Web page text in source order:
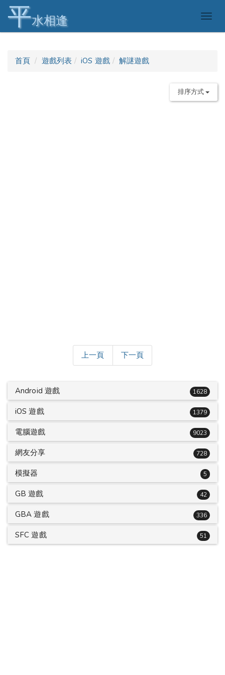
平水相逢
首頁 遊戲列表 iOS 遊戲 解謎遊戲
排序方式
上一頁 下一頁
Android 遊戲 1628
iOS 遊戲 1379
電腦遊戲 9023
網友分享 728
模擬器 5
GB 遊戲 42
GBA 遊戲 336
SFC 遊戲 51